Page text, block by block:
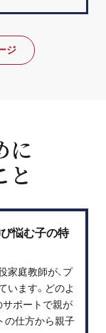
ジ
に
と
悩む子の特
家庭教師が、プ
います。どのよ
サポートで親が
の仕方から親子